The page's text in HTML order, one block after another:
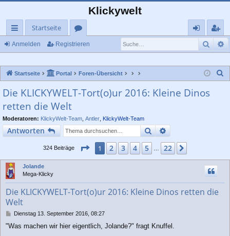
Klickywelt
ch
llz
ug
rif
f
Startseite
or
de
eg
rie
Anmelden Registrieren
Startseite Portal Foren-Übersicht
Die KLICKYWELT-Tort(o)ur 2016: Kleine Dinos
retten die Welt
Moderatoren: KlickyWelt-Team Antler KlickyWelt-Team
Antworten SucheErweiterte Suche
324 Beiträge Seite1von22
1 2 3 4 5 22
Jolande
Mega-Klicky
Die KLICKYWELT-Tort(o)ur 2016: Kleine Dinos retten die
Welt
B
i
Dienstag 13. September 2016, 08:27
"Was machen wir hier eigentlich, Jolande?" fragt Knuffel.